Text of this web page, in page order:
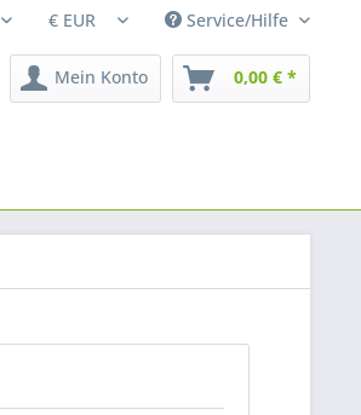
Fleischhacker Service/Hilfe
Mein Konto 0,00 € *